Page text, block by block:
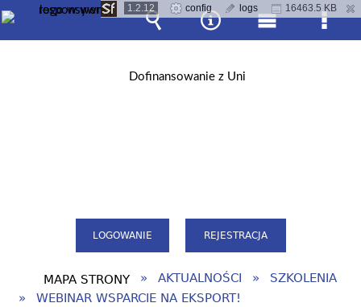
LOGOWANIE REJESTRACJA
MAPA STRONY AKTUALNOŚCI
SZKOLENIA
WEBINAR WSPARCIE NA EKSPORT!
Wyszukiwarka
Narzędzia
Menu
1.2.12 config logs 16463.5 KB